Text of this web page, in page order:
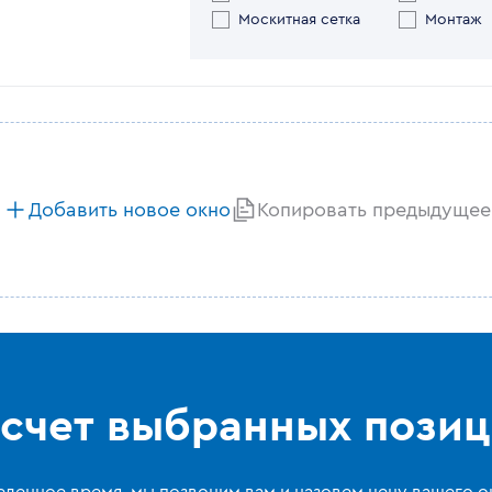
Москитная сетка
Монтаж
Добавить новое окно Копировать предыдущее
выбранных